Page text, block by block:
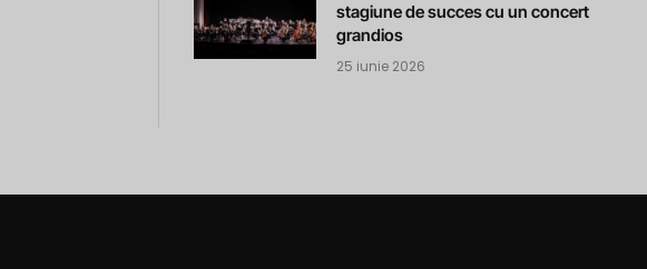
stagiune de succes cu un concert
grandios
25 iunie 2026